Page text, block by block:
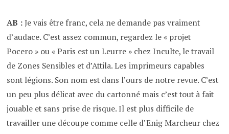
AB :Je vais être franc, cela ne demande pas vraiment
d’audace. C’est assez commun, regardez le « projet
Pocero » ou « Paris est un Leurre » chez Inculte, le travail
de Zones Sensibles et d’Attila. Les imprimeurs capables
sont légions. Son nom est dans l’ours de notre revue. C’est
un peu plus délicat avec du cartonné mais c’est tout à fait
jouable et sans prise de risque. Il est plus difficile de
travailler une découpe comme celle d’Enig Marcheur chez